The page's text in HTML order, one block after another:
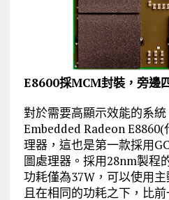
E8600採MCM封裝，旁邊
對於需要高顯示效能的系
Embedded Radeon
理器，這也是第一款採用
圖處理器。採用28nm製程
功耗僅為37W，可以使用
且在相同的功耗之下，比